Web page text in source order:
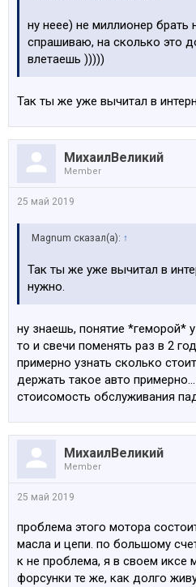
ну неее) не миллионер брать
спрашиваю, на сколько это
влетаешь )))))
Так ты же уже вычитал в
МихаилВеликий
Member
25 май 2019
Magnum сказал(а): ↑
Так ты же уже вычитал в
нужно.
ну знаешь, понятие *геморой*
то и свечи поменять раз в 2
примерно узнать сколько
держать такое авто
стоисомость обслуживания
МихаилВеликий
Member
25 май 2019
проблема этого мотора
масла и цепи. по большому
к не проблема, я в своем иксе
форсунки те же, как долго